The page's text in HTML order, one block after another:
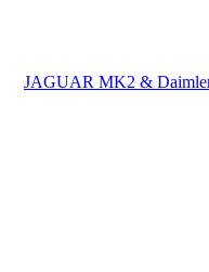
JAGUAR MK2 &